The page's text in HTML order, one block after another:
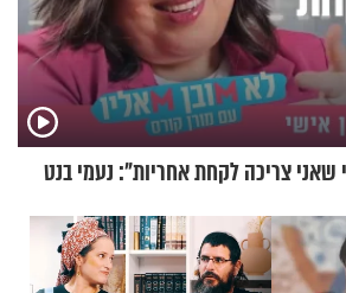
שאני צריכה לקחת אחריות": נעמי בנט